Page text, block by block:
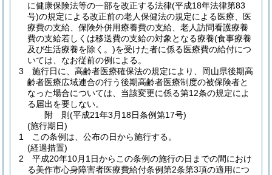
に健康保険法等の一部を改正する法律(平成18年法律第83
号)の規定による改正前の老人保健法の規定による医療、医
療費の支給、保険外併用療養費の支給、老人訪問看護療養
費の支給若しくは移送費の支給の対象となる療養(食事療養
及び生活療養を除く。)を受けた者に係る医療費の給付につ
いては、なお従前の例による。
3
施行日に、高齢者医療確保法の規定により、岡山県後期高
齢者医療広域連合の行う後期高齢者医療制度の被保険者と
なった場合については、当該変更に係る第12条の規定によ
る届出を要しない。
附 則(平成21年3月18日条例第17号)
(施行期日)
1
この条例は、公布の日から施行する。
(経過措置)
2
平成20年10月1日からこの条例の施行の日までの間におけ
る美作市心身障害者医療費給付条例第2条第3項の適用につ